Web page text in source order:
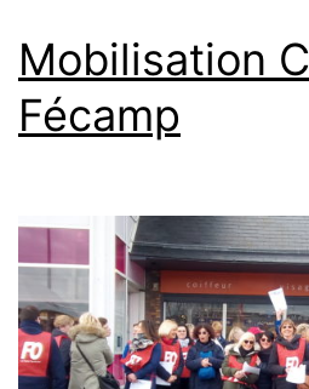
Mobilisation
Fécamp